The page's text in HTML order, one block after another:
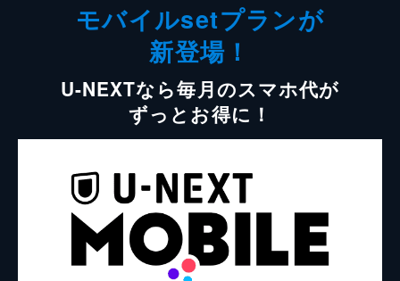
モバイルsetプランが
新登場！
U-NEXTなら毎月のスマホ代が
ずっとお得に！